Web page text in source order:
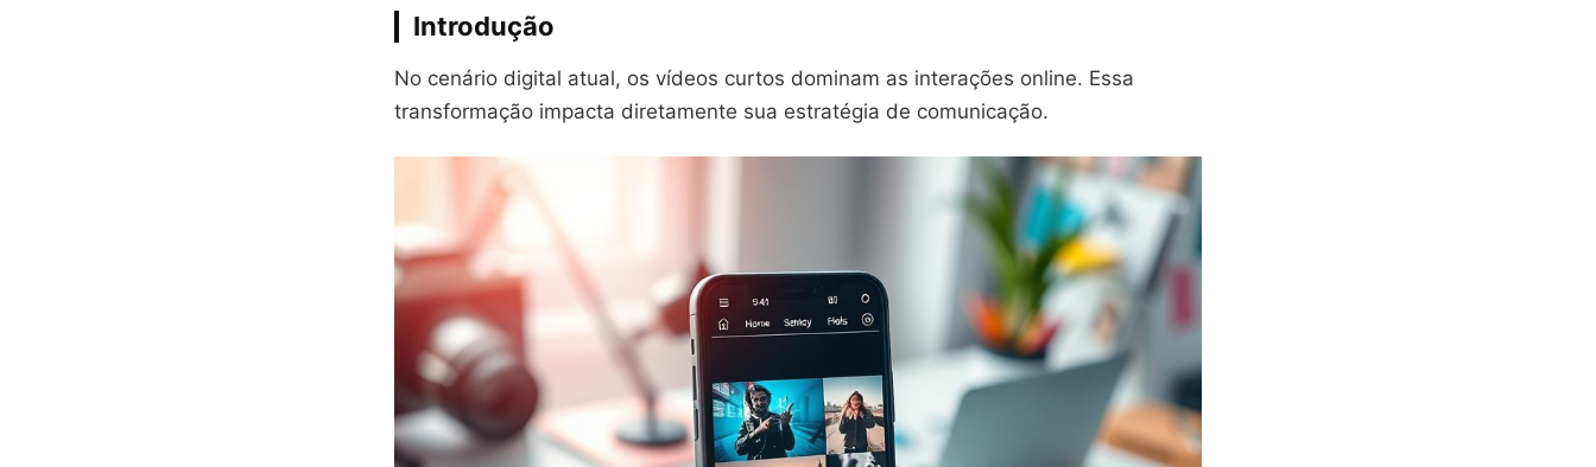
Introdução
No cenário digital atual, os vídeos curtos dominam as interações online. Essa
transformação impacta diretamente sua estratégia de comunicação.